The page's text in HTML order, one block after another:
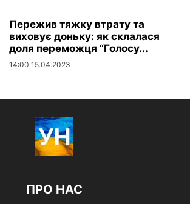
Пережив тяжку втрату та
виховує доньку: як склалася
доля переможця “Голосу...
14:00 15.04.2023
ПРО НАС